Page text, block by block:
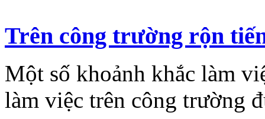
Trên công trường rộn
Một số khoảnh khắc làm
làm việc trên công trường